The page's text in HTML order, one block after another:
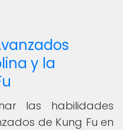
y la
las habilidades
de Kung Fu en